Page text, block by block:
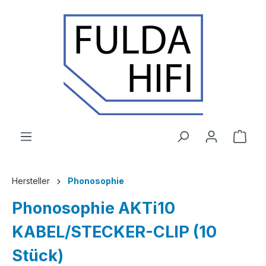
Zum Hauptinhalt springen
Hersteller Phonosophie
Phonosophie AKTi10
KABEL/STECKER-CLIP (10
Stück)